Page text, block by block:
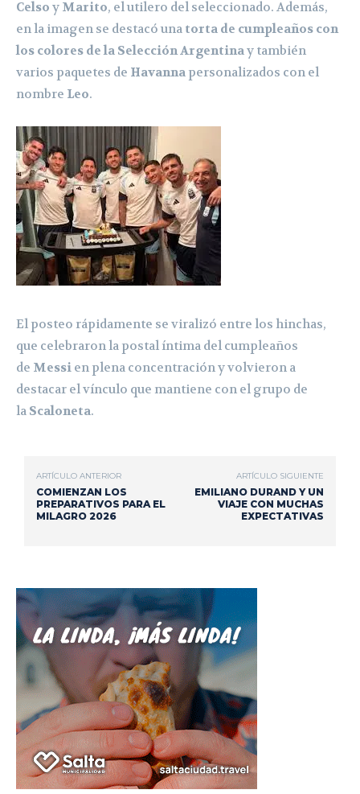
Celso y Marito, el utilero del seleccionado. Además,
en la imagen se destacó una torta de cumpleaños con
los colores de la Selección Argentinay también
varios paquetes de Havanna personalizados con el
nombre Leo.
El posteo rápidamente se viralizó entre los hinchas,
que celebraron la postal íntima del cumpleaños
de Messi en plena concentración y volvieron a
destacar el vínculo que mantiene con el grupo de
la Scaloneta.
ARTÍCULO ANTERIOR
COMIENZAN LOS
PREPARATIVOS PARA EL
MILAGRO 2026
ARTÍCULO SIGUIENTE
EMILIANO DURAND Y UN
VIAJE CON MUCHAS
EXPECTATIVAS